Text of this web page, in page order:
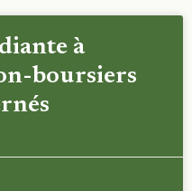
à
boursiers